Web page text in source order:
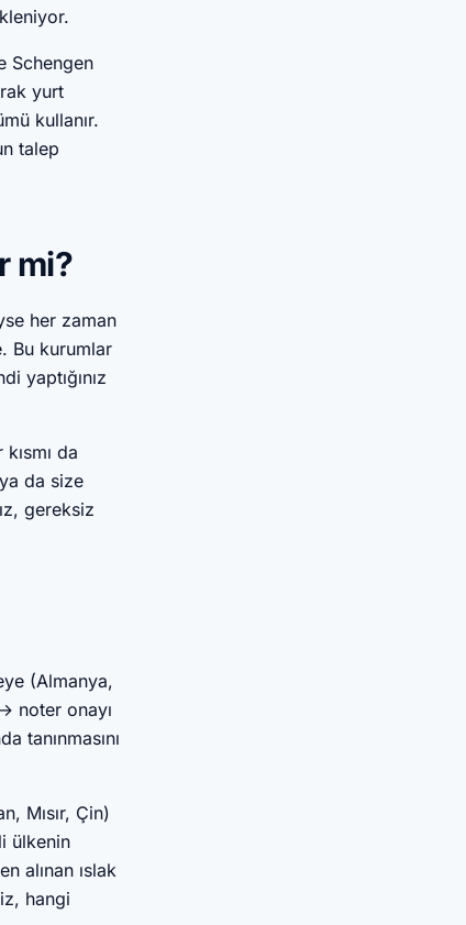
Schengen
yurt
kullanır.
talep
mi?
her zaman
Bu kurumlar
yaptığınız
da
da size
gereksiz
(Almanya,
noter onayı
tanınmasını
Mısır, Çin)
ülkenin
alınan ıslak
hangi